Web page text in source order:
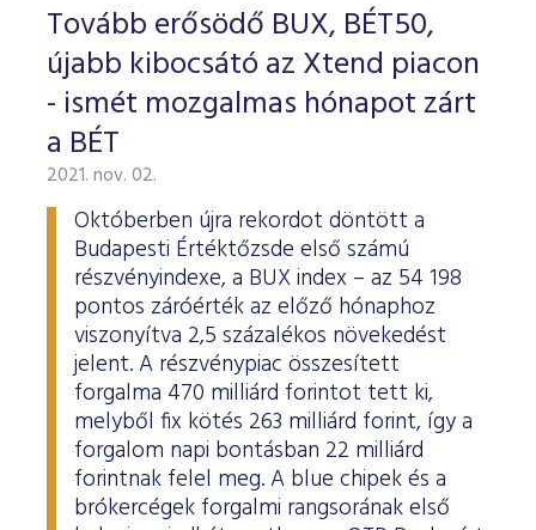
Tovább erősödő BUX, BÉT50,
újabb kibocsátó az Xtend piacon
- ismét mozgalmas hónapot zárt
a BÉT
2021. nov. 02.
Októberben újra rekordot döntött a
Budapesti Értéktőzsde első számú
részvényindexe, a BUX index – az 54 198
pontos záróérték az előző hónaphoz
viszonyítva 2,5 százalékos növekedést
jelent. A részvénypiac összesített
forgalma 470 milliárd forintot tett ki,
melyből fix kötés 263 milliárd forint, így a
forgalom napi bontásban 22 milliárd
forintnak felel meg. A blue chipek és a
brókercégek forgalmi rangsorának első